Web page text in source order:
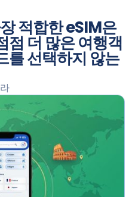
적합한 eSIM은
점 더 많은 여행객
를 선택하지 않는